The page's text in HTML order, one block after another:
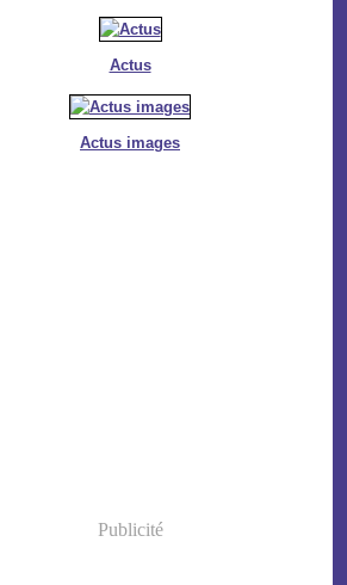
Actus
Actus images
Publicité